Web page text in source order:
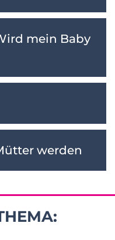
mein Baby
werden